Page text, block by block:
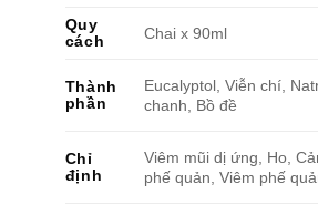
Quy
cách
Chai x 90ml
Thành
phần
Eucalyptol, Viễn chí,
chanh, Bồ đề
Chỉ
định
Viêm mũi dị ứng, Ho,
phế quản, Viêm phế